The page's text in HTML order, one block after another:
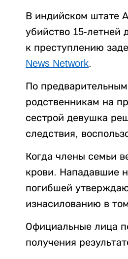
В индийском штате
убийство 15-летней
к преступлению
News Network.
По
родственникам на
сестрой девушка
следствия,
Когда члены семьи
крови. Нападавшие
погибшей
изнасилованию в
Официальные лица
получения